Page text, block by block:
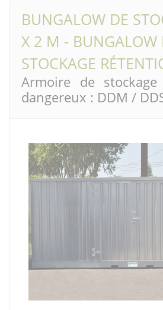
BUNGALOW DE
X 2 M - BUNGALOW
STOCKAGE
Armoire de
dangereux : DDM /